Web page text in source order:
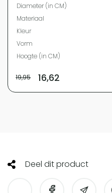
Diameter (in CM)
Materiaal
Kleur
Vorm
Hoogte (in CM)
19,95 16,62
Deel dit product